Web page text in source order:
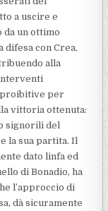
a uscire e
da un ottimo
difesa con Crea,
alla
per
vittoria ottenuta:
signorili del
la sua partita. Il
dato linfa ed
di Bonadio, ha
l’approccio di
dà sicuramente